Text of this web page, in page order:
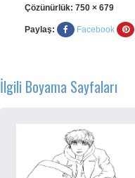
Çözünürlük: 750 × 679
Paylaş: Facebook
İlgili Boyama Sayfaları